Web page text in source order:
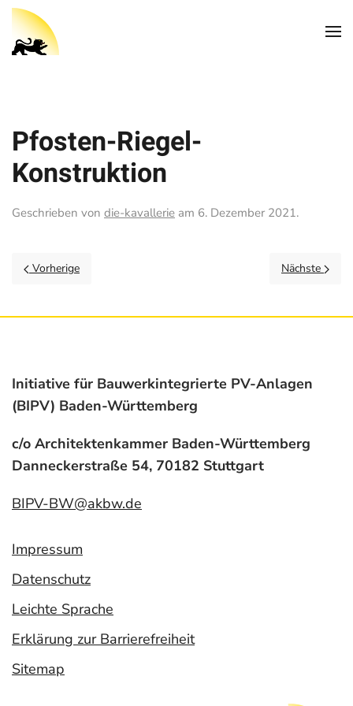
Pfosten-Riegel-
Konstruktion
Geschrieben von die-kavallerie am 6. Dezember 2021.
Vorherige Nächste
Initiative für Bauwerkintegrierte PV-Anlagen
(BIPV) Baden-Württemberg
c/o Architektenkammer Baden-Württemberg
Danneckerstraße 54, 70182 Stuttgart
BIPV-BW@akbw.de
Impressum
Datenschutz
Leichte Sprache
Erklärung zur Barrierefreiheit
Sitemap